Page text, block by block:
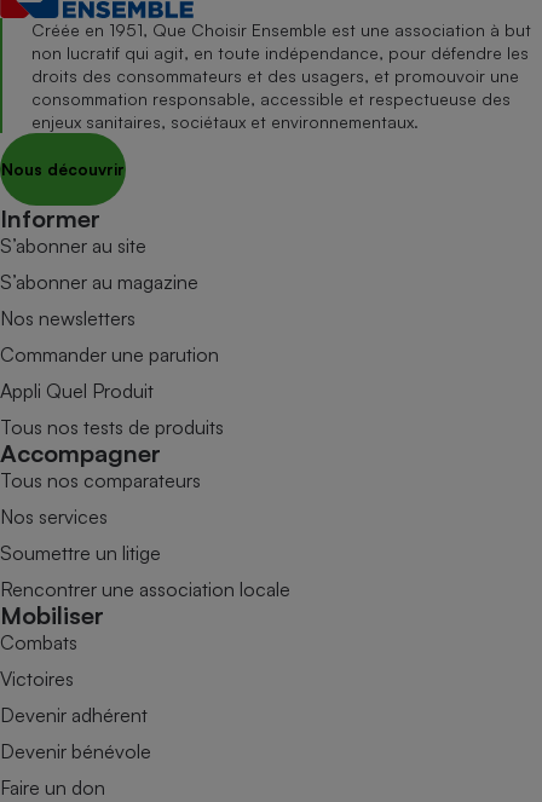
Créée en 1951, Que Choisir Ensemble est une association à but
non lucratif qui agit, en toute indépendance, pour défendre les
droits des consommateurs et des usagers, et promouvoir une
consommation responsable, accessible et respectueuse des
enjeux sanitaires, sociétaux et environnementaux.
Nous découvrir
Informer
S’abonner au site
S’abonner au magazine
Nos newsletters
Commander une parution
Appli Quel Produit
Tous nos tests de produits
Accompagner
Tous nos comparateurs
Nos services
Soumettre un litige
Rencontrer une association locale
Mobiliser
Combats
Victoires
Devenir adhérent
Devenir bénévole
Faire un don